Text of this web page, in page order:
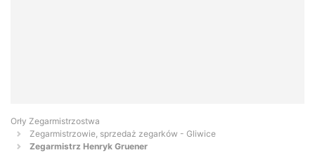
Orły Zegarmistrzostwa
Zegarmistrzowie, sprzedaż zegarków - Gliwice
Zegarmistrz Henryk Gruener